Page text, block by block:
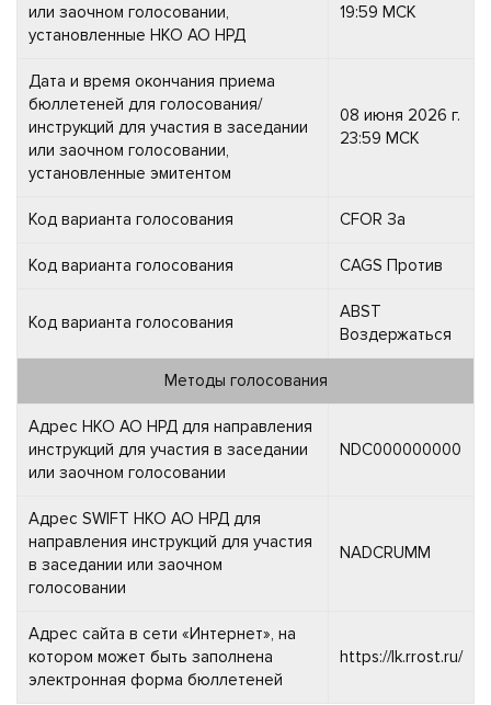
или заочном голосовании,
установленные НКО АО НРД
19:59 МСК
Дата и время окончания приема
бюллетеней для голосования/
инструкций для участия в заседании
или заочном голосовании,
установленные эмитентом
08 июня 2026 г.
23:59 МСК
Код варианта голосования CFOR За
Код варианта голосования CAGS Против
Код варианта голосования
ABST
Воздержаться
Методы голосования
Адрес НКО АО НРД для направления
инструкций для участия в заседании
или заочном голосовании
NDC000000000
Адрес SWIFT НКО АО НРД для
направления инструкций для участия
в заседании или заочном
голосовании
NADCRUMM
Адрес сайта в сети «Интернет», на
котором может быть заполнена
электронная форма бюллетеней
https://lk.rrost.ru/